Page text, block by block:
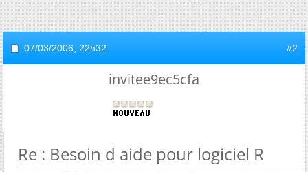
07/03/2006, 22h32 #2
invitee9ec5cfa
Re : Besoin d aide pour logiciel R